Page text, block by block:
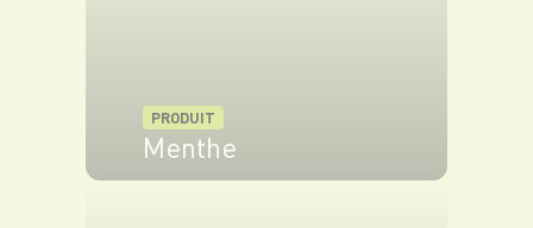
PRODUIT
Menthe